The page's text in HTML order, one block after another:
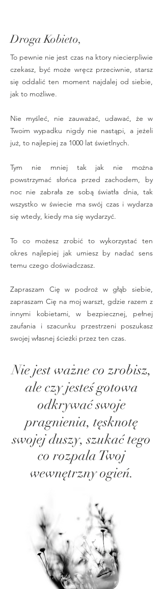
Droga Kobieto,
To pewnie nie jest czas na ktory niecierpliwie
czekasz, być może wręcz przeciwnie, starsz
się oddalić ten moment najdalej od siebie,
jak to możliwe.
Nie myśleć, nie zauważać, udawać, że w
Twoim wypadku nigdy nie nastąpi, a jeżeli
już, to najlepiej za 1000 lat świetlnych.
Tym nie mniej tak jak nie można
powstrzymać słońca przed zachodem, by
noc nie zabrała ze sobą światła dnia, tak
wszystko w świecie ma swój czas i wydarza
się wtedy, kiedy ma się wydarzyć.
To co możesz zrobić to wykorzystać ten
okres najlepiej jak umiesz by nadać sens
temu czego doświadczasz.
Zapraszam Cię w podroż w głąb siebie,
zapraszam Cię na moj warszt, gdzie razem z
innymi kobietami, w bezpiecznej, pełnej
zaufania i szacunku przestrzeni poszukasz
swojej własnej ścieżki przez ten czas.
Nie jest ważne co zrobisz,
ale czy jesteś gotowa
odkrywać swoje
pragnienia, tęsknotę
swojej duszy, szukać tego
co rozpala Twoj
wewnętrzny ogień.